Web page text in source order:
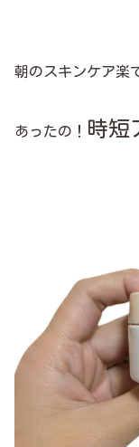
朝のスキンケア楽
あったの！ 時短